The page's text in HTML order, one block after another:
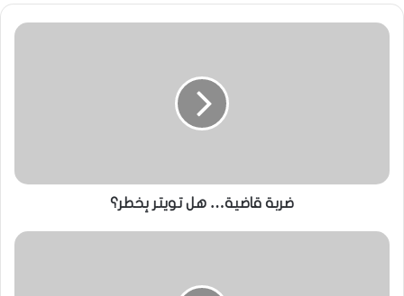
ضربة قاضية… هل تويتر بِخطر؟